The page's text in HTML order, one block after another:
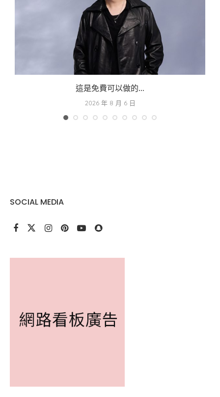
這是免費可以做的...
2026 年 8 月 6 日
SOCIAL MEDIA